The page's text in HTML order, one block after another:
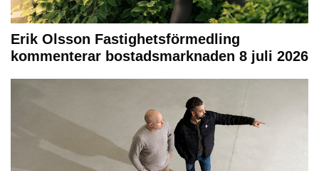
Erik Olsson Fastighetsförmedling
kommenterar bostadsmarknaden 8 juli 2026